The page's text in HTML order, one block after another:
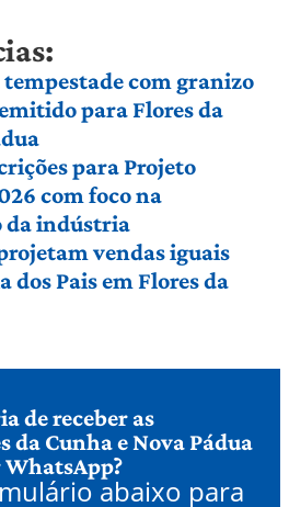
com granizo
para Flores da
para Projeto
com foco na
da indústria
vendas iguais
dos Pais em Flores da
de receber as
da Cunha e Nova Pádua
abaixo para